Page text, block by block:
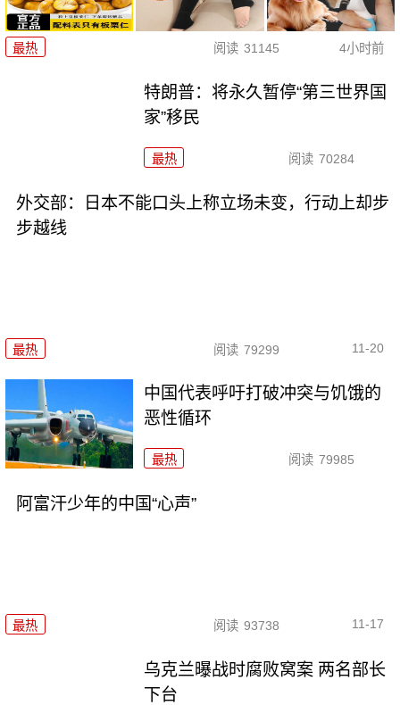
最热 阅读 31145 4小时前
特朗普：将永久暂停“第三世界国
家”移民
最热 阅读 70284
外交部：日本不能口头上称立场未变，行动上却步
步越线
最热 阅读 79299 11-20
中国代表呼吁打破冲突与饥饿的
恶性循环
最热 阅读 79985
阿富汗少年的中国“心声”
最热 阅读 93738 11-17
乌克兰曝战时腐败窝案 两名部长
下台